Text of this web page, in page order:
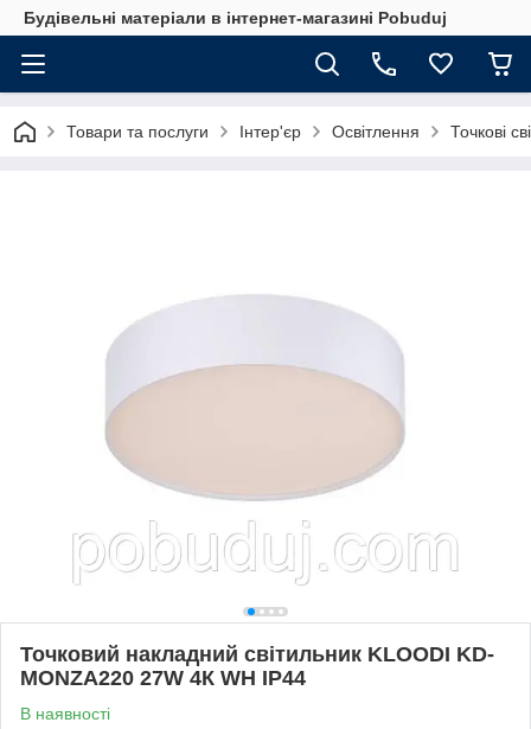
Будівельні матеріали в інтернет-магазині Pobuduj
Товари та послуги Інтер'єр Освітлення Точкові
Точковий накладний світильник KLOODI KD-
MONZA220 27W 4К WH IP44
В наявності